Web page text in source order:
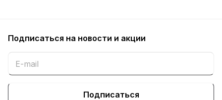
Подписаться на новости и акции
Подписаться